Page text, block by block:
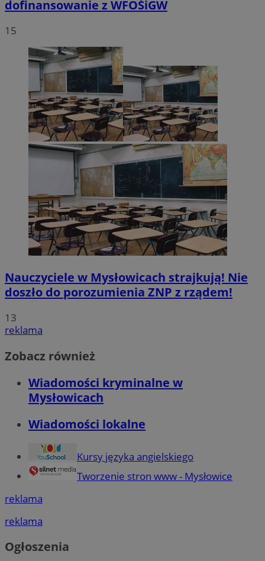
dofinansowanie z WFOŚiGW
15
Nauczyciele w Mysłowicach strajkują! Nie
doszło do porozumienia ZNP z rządem!
13
reklama
Zobacz również
Wiadomości kryminalne w
Mysłowicach
Wiadomości lokalne
Kursy języka angielskiego
Tworzenie stron www - Mysłowice
reklama
reklama
Ogłoszenia